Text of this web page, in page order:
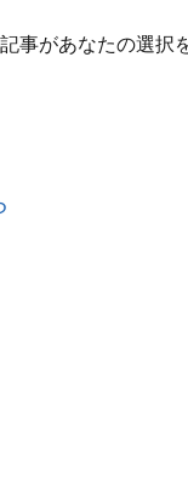
事があなたの選択